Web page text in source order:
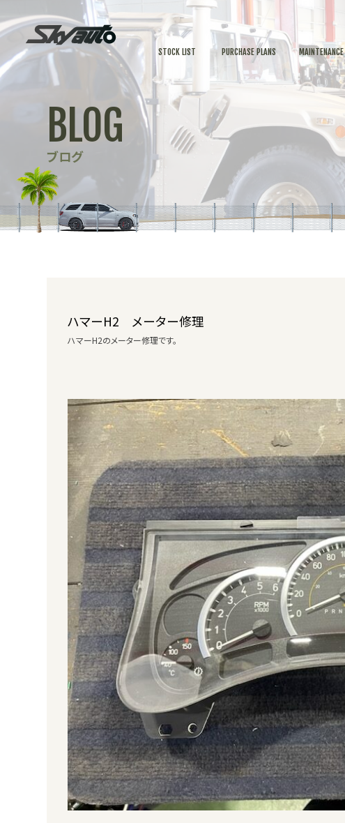
STOCK LIST PURCHASE PLANS MAINTENANCE
BLOG
ブログ
ハマーH2 メーター修理
ハマーH2のメーター修理です。